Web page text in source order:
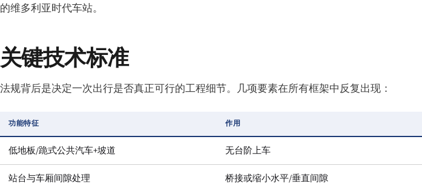
的维多利亚时代车站。
关键技术标准
法规背后是决定一次出行是否真正可行的工程细节。几项要素在所有框架中反复出现：
功能特征 作用
低地板/跪式公共汽车+坡道 无台阶上车
站台与车厢间隙处理 桥接或缩小水平/垂直间隙